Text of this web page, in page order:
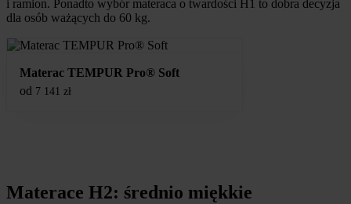
i ramion. Ponadto wybór materaca o twardości H1 to dobra decyzja
dla osób ważących do 60 kg.
Materac TEMPUR Pro® Soft
od 7 141 zł
Materace H2: średnio miękkie